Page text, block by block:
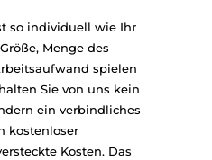
so individuell wie Ihr
Menge des
spielen
Sie von uns kein
ein verbindliches
kostenloser
Kosten. Das